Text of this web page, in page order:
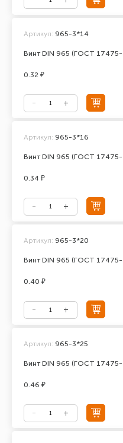
Винт DIN 965 (ГОСТ 17475-
Артикул: 965-3*14
0.32 ₽
Винт DIN 965 (ГОСТ 17475-
Артикул: 965-3*16
0.34 ₽
Винт DIN 965 (ГОСТ 17475-
Артикул: 965-3*20
0.40 ₽
Винт DIN 965 (ГОСТ 17475-
Артикул: 965-3*25
0.46 ₽